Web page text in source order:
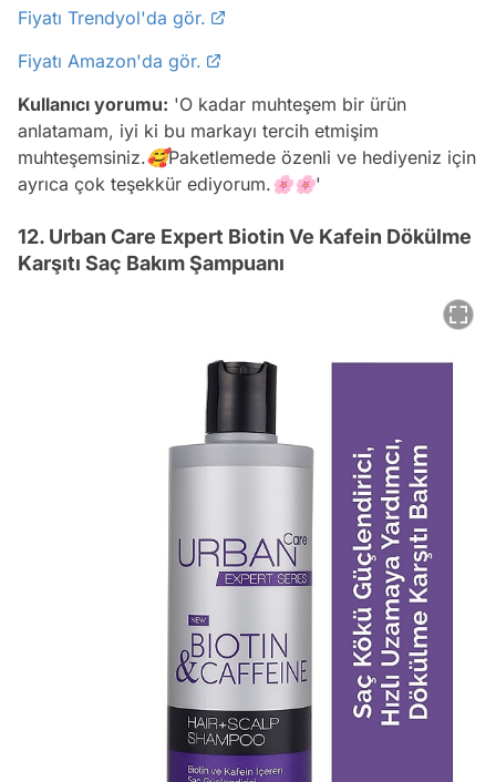
Fiyatı Trendyol'da gör.
Fiyatı Amazon'da gör.
Kullanıcı yorumu: 'O kadar muhteşem bir ürün
anlatamam, iyi ki bu markayı tercih etmişim
muhteşemsiniz.🥰Paketlemede özenli ve hediyeniz için
ayrıca çok teşekkür ediyorum.🌸🌸'
12. Urban Care Expert Biotin Ve Kafein Dökülme
Karşıtı Saç Bakım Şampuanı